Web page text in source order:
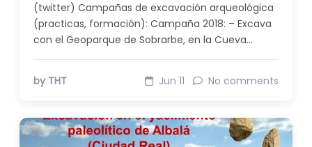
(twitter) Campañas de excavación arqueológica
(practicas, formación): Campaña 2018: – Excava
con el Geoparque de Sobrarbe, en la Cueva…
by THT Jun 11 No comments